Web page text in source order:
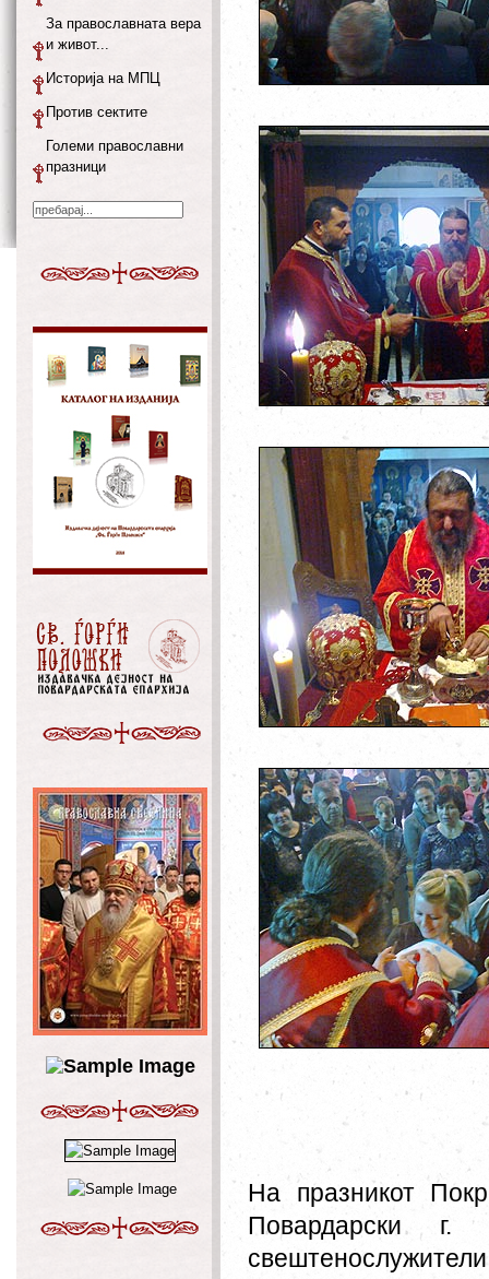
На празникот
Повардарски г.
За православната вера
и живот...
Историја на МПЦ
Против сектите
Големи православни
празници